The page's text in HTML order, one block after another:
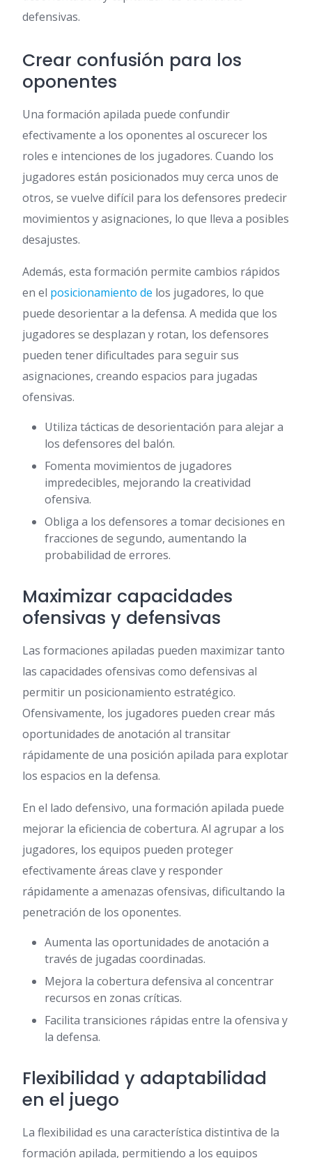
defensivas.
Crear confusión para los
oponentes
Una formación apilada puede confundir
efectivamente a los oponentes al oscurecer los
roles e intenciones de los jugadores. Cuando los
jugadores están posicionados muy cerca unos de
otros, se vuelve difícil para los defensores predecir
movimientos y asignaciones, lo que lleva a posibles
desajustes.
Además, esta formación permite cambios rápidos
en el posicionamiento de los jugadores, lo que
puede desorientar a la defensa. A medida que los
jugadores se desplazan y rotan, los defensores
pueden tener dificultades para seguir sus
asignaciones, creando espacios para jugadas
ofensivas.
Utiliza tácticas de desorientación para alejar a
los defensores del balón.
Fomenta movimientos de jugadores
impredecibles, mejorando la creatividad
ofensiva.
Obliga a los defensores a tomar decisiones en
fracciones de segundo, aumentando la
probabilidad de errores.
Maximizar capacidades
ofensivas y defensivas
Las formaciones apiladas pueden maximizar tanto
las capacidades ofensivas como defensivas al
permitir un posicionamiento estratégico.
Ofensivamente, los jugadores pueden crear más
oportunidades de anotación al transitar
rápidamente de una posición apilada para explotar
los espacios en la defensa.
En el lado defensivo, una formación apilada puede
mejorar la eficiencia de cobertura. Al agrupar a los
jugadores, los equipos pueden proteger
efectivamente áreas clave y responder
rápidamente a amenazas ofensivas, dificultando la
penetración de los oponentes.
Aumenta las oportunidades de anotación a
través de jugadas coordinadas.
Mejora la cobertura defensiva al concentrar
recursos en zonas críticas.
Facilita transiciones rápidas entre la ofensiva y
la defensa.
Flexibilidad y adaptabilidad
en el juego
La flexibilidad es una característica distintiva de la
formación apilada, permitiendo a los equipos